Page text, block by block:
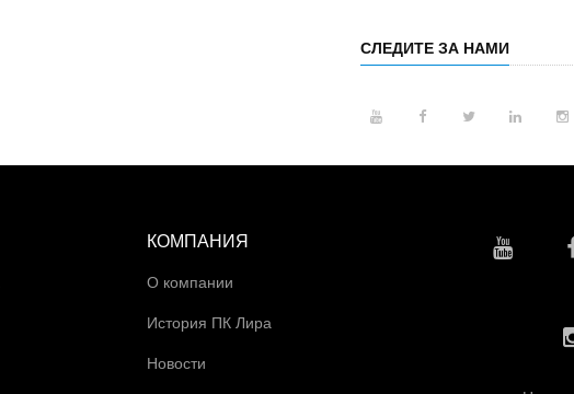
СЛЕДИТЕ ЗА НАМИ
КОМПАНИЯ
О компании
История ПК Лира
Новости